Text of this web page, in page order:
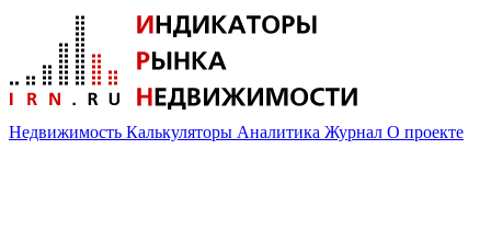
Недвижимость Калькуляторы Аналитика Журнал О проекте